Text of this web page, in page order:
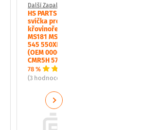
Další Zapalovací svíčky
HS PARTS zapalovací
svíčka pro motorové pily a
křovinořezy Stihl MS171
MS181 MS211 Husqvarna
545 550XP 555 556 560XP
(OEM 00004007009 NGK
CMR5H 574519601)
78 %
(3 hodnocení)
Next